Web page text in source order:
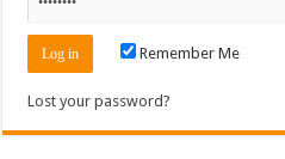
Remember Me
Lost your password?